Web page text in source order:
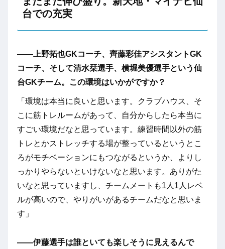
台での充実
――上野拓也GKコーチ、齊藤彩佳アシスタントGK
コーチ、そして清水栞選手、横堀美優選手という仙
台GKチーム。この環境はいかがですか？
「環境は本当に良いと思います。クラブハウス、そ
こに筋トレルームがあって、自分からしたら本当に
すごい環境だなと思っています。練習時間以外の筋
トレとかストレッチする場が整っているというとこ
ろがモチベーションにもつながるというか、よりし
っかりやらないといけないなと思います。ありがた
いなと思っていますし、チームメートも1人1人レベ
ルが高いので、やりがいがあるチームだなと思いま
す」
――伊藤選手は誰といても楽しそうに見えるんで